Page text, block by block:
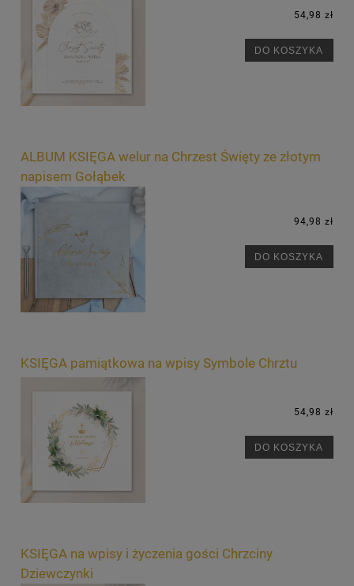
54,98 zł
DO KOSZYKA
ALBUM KSIĘGA welur na Chrzest Święty ze złotym
napisem Gołąbek
94,98 zł
DO KOSZYKA
KSIĘGA pamiątkowa na wpisy Symbole Chrztu
54,98 zł
DO KOSZYKA
KSIĘGA na wpisy i życzenia gości Chrzciny
Dziewczynki